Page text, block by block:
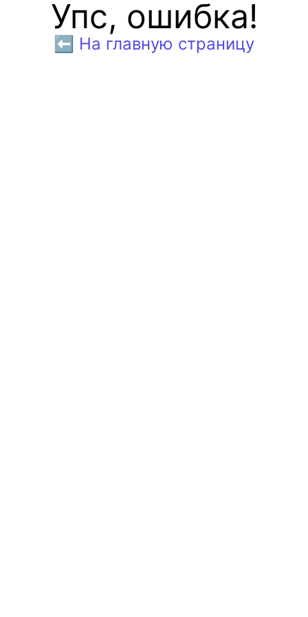
Упс, ошибка!
⬅️ На главную страницу